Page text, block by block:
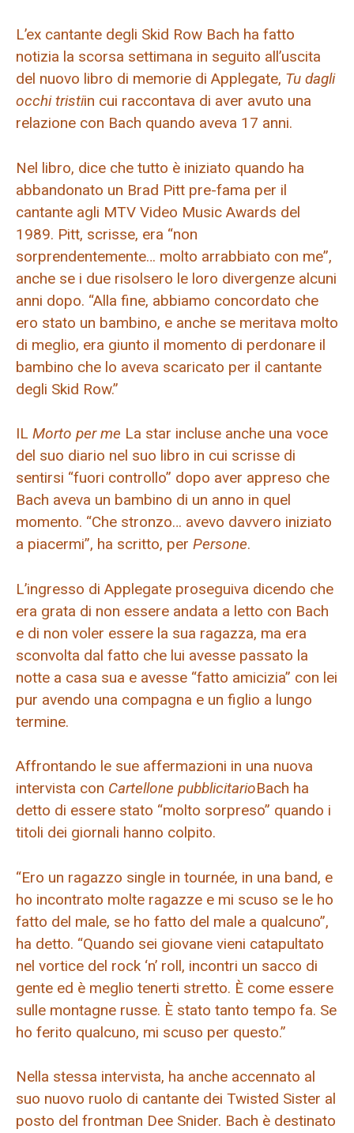
L’ex cantante degli Skid Row Bach ha fatto
notizia la scorsa settimana in seguito all’uscita
del nuovo libro di memorie di Applegate, Tu dagli
occhi tristiin cui raccontava di aver avuto una
relazione con Bach quando aveva 17 anni.
Nel libro, dice che tutto è iniziato quando ha
abbandonato un Brad Pitt pre-fama per il
cantante agli MTV Video Music Awards del
1989. Pitt, scrisse, era “non
sorprendentemente… molto arrabbiato con me”,
anche se i due risolsero le loro divergenze alcuni
anni dopo. “Alla fine, abbiamo concordato che
ero stato un bambino, e anche se meritava molto
di meglio, era giunto il momento di perdonare il
bambino che lo aveva scaricato per il cantante
degli Skid Row.”
IL Morto per me La star incluse anche una voce
del suo diario nel suo libro in cui scrisse di
sentirsi “fuori controllo” dopo aver appreso che
Bach aveva un bambino di un anno in quel
momento. “Che stronzo… avevo davvero iniziato
a piacermi”, ha scritto, per Persone.
L’ingresso di Applegate proseguiva dicendo che
era grata di non essere andata a letto con Bach
e di non voler essere la sua ragazza, ma era
sconvolta dal fatto che lui avesse passato la
notte a casa sua e avesse “fatto amicizia” con lei
pur avendo una compagna e un figlio a lungo
termine.
Affrontando le sue affermazioni in una nuova
intervista con Cartellone pubblicitarioBach ha
detto di essere stato “molto sorpreso” quando i
titoli dei giornali hanno colpito.
“Ero un ragazzo single in tournée, in una band, e
ho incontrato molte ragazze e mi scuso se le ho
fatto del male, se ho fatto del male a qualcuno”,
ha detto. “Quando sei giovane vieni catapultato
nel vortice del rock ‘n’ roll, incontri un sacco di
gente ed è meglio tenerti stretto. È come essere
sulle montagne russe. È stato tanto tempo fa. Se
ho ferito qualcuno, mi scuso per questo.”
Nella stessa intervista, ha anche accennato al
suo nuovo ruolo di cantante dei Twisted Sister al
posto del frontman Dee Snider. Bach è destinato